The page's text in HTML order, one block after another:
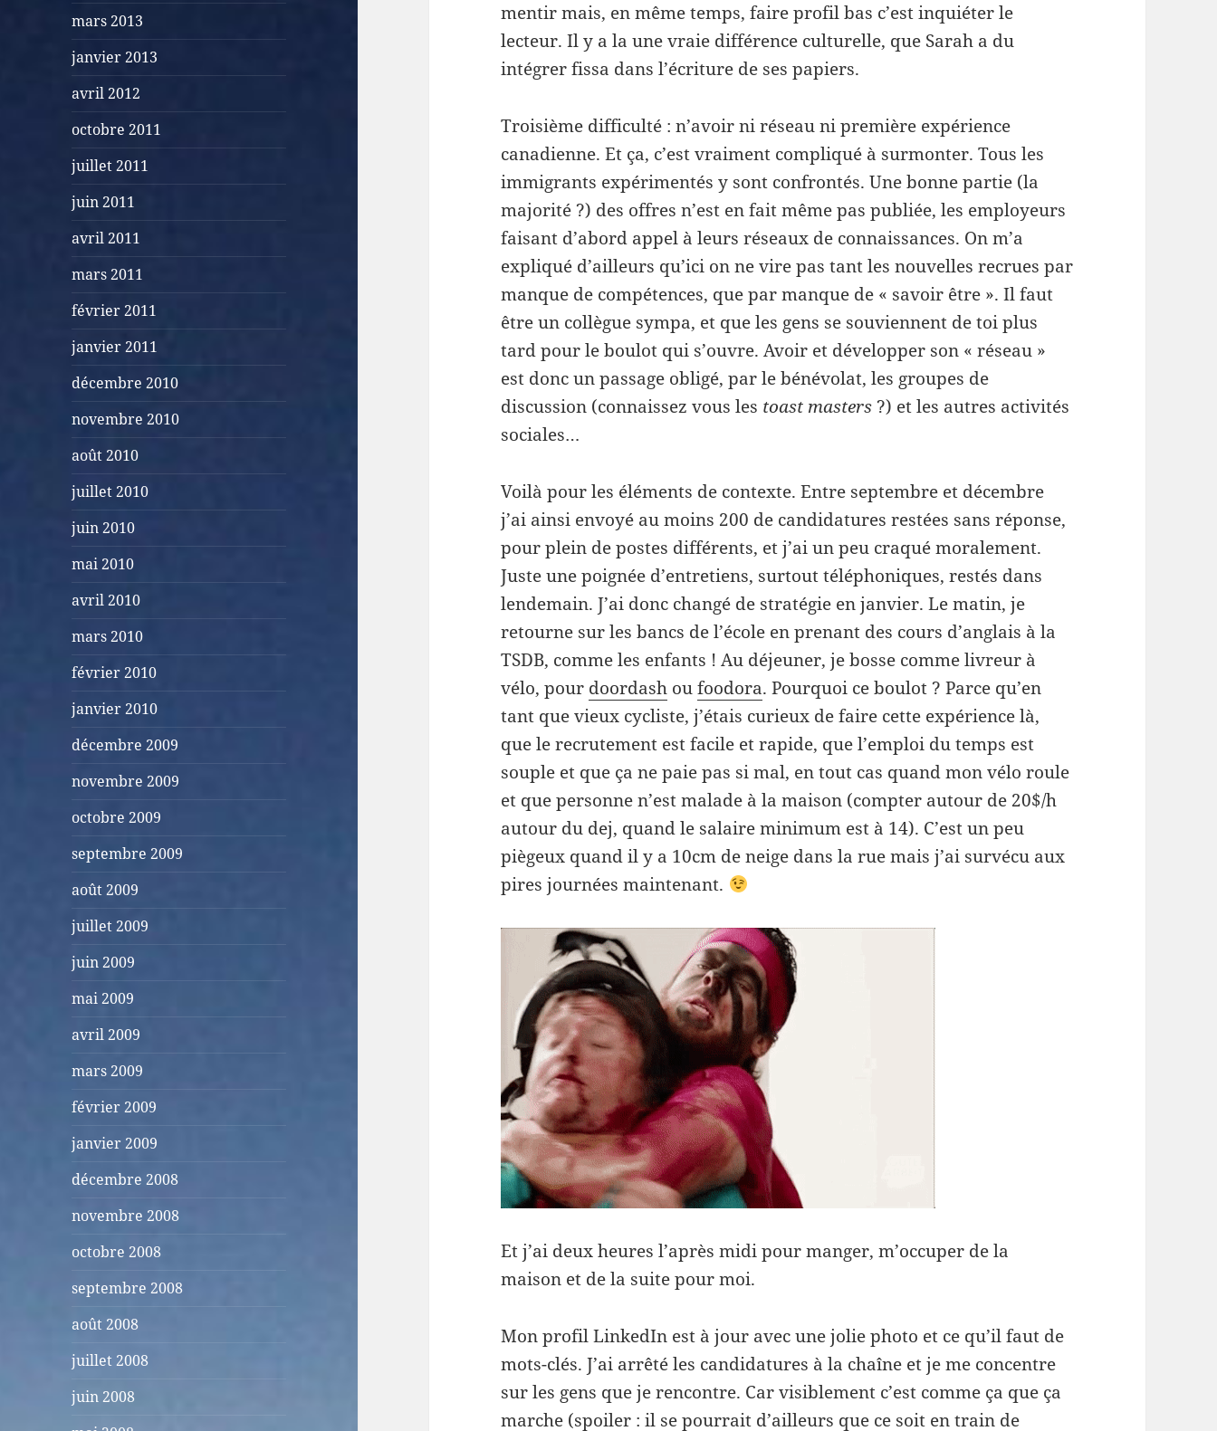
mars 2013
janvier 2013
avril 2012
octobre 2011
juillet 2011
juin 2011
avril 2011
mars 2011
février 2011
janvier 2011
décembre 2010
novembre 2010
août 2010
juillet 2010
juin 2010
mai 2010
avril 2010
mars 2010
février 2010
janvier 2010
décembre 2009
novembre 2009
octobre 2009
septembre 2009
août 2009
juillet 2009
juin 2009
mai 2009
avril 2009
mars 2009
février 2009
janvier 2009
décembre 2008
novembre 2008
octobre 2008
septembre 2008
août 2008
juillet 2008
juin 2008
mentir mais, en même temps, faire profil bas c’est inquiéter le
lecteur. Il y a la une vraie différence culturelle, que Sarah a du
intégrer fissa dans l’écriture de ses papiers.
Troisième difficulté : n’avoir ni réseau ni première expérience
canadienne. Et ça, c’est vraiment compliqué à surmonter. Tous les
immigrants expérimentés y sont confrontés. Une bonne partie (la
majorité ?) des offres n’est en fait même pas publiée, les employeurs
faisant d’abord appel à leurs réseaux de connaissances. On m’a
expliqué d’ailleurs qu’ici on ne vire pas tant les nouvelles recrues par
manque de compétences, que par manque de « savoir être ». Il faut
être un collègue sympa, et que les gens se souviennent de toi plus
tard pour le boulot qui s’ouvre. Avoir et développer son « réseau »
est donc un passage obligé, par le bénévolat, les groupes de
discussion (connaissez vous les toast masters ?) et les autres activités
sociales…
Voilà pour les éléments de contexte. Entre septembre et décembre
j’ai ainsi envoyé au moins 200 de candidatures restées sans réponse,
pour plein de postes différents, et j’ai un peu craqué moralement.
Juste une poignée d’entretiens, surtout téléphoniques, restés dans
lendemain. J’ai donc changé de stratégie en janvier. Le matin, je
retourne sur les bancs de l’école en prenant des cours d’anglais à la
TSDB, comme les enfants ! Au déjeuner, je bosse comme livreur à
vélo, pour doordash oufoodora. Pourquoi ce boulot ? Parce qu’en
tant que vieux cycliste, j’étais curieux de faire cette expérience là,
que le recrutement est facile et rapide, que l’emploi du temps est
souple et que ça ne paie pas si mal, en tout cas quand mon vélo roule
et que personne n’est malade à la maison (compter autour de 20$/h
autour du dej, quand le salaire minimum est à 14). C’est un peu
piègeux quand il y a 10cm de neige dans la rue mais j’ai survécu aux
pires journées maintenant.
Et j’ai deux heures l’après midi pour manger, m’occuper de la
maison et de la suite pour moi.
Mon profil LinkedIn est à jour avec une jolie photo et ce qu’il faut de
mots-clés. J’ai arrêté les candidatures à la chaîne et je me concentre
sur les gens que je rencontre. Car visiblement c’est comme ça que ça
marche (spoiler : il se pourrait d’ailleurs que ce soit en train de